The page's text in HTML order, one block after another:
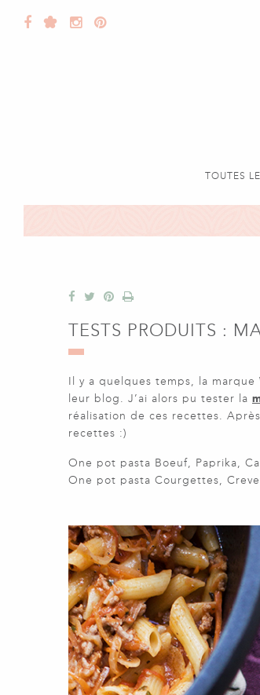
TOUTES
TESTS PRODUITS :
Il y a quelques temps, la
leur blog. J’ai alors pu tester la
réalisation de ces recettes.
recettes :)
One pot pasta Boeuf, Paprika,
One pot pasta Courgettes,